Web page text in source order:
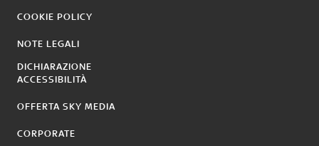
COOKIE POLICY
NOTE LEGALI
DICHIARAZIONE
ACCESSIBILITÀ
OFFERTA SKY MEDIA
CORPORATE